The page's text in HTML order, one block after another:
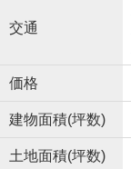
交通
価格
建物面積(坪数)
土地面積(坪数)